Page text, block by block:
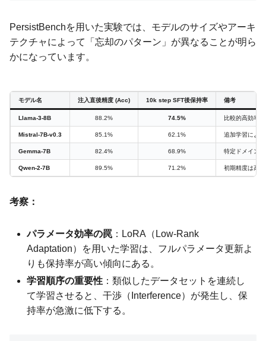
PersistBenchを用いた実験では、モデルのサイズやアーキ
テクチャによって「忘却のパターン」が異なることが明ら
かになっています。
モデル名 注入直後精度 (Acc) 10k step SFT後保持率 備考
Llama-3-8B 88.2% 74.5% 比較的高効率
Mistral-7B-v0.3 85.1% 62.1% 追加学習によ
Gemma-7B 82.4% 68.9% 特定ドメイン
Qwen-2-7B 89.5% 71.2% 初期精度は高
考察：
パラメータ効率の罠 ：LoRA（Low-Rank
Adaptation）を用いた学習は、フルパラメータ更新よ
りも保持率が高い傾向にある。
学習順序の重要性 ：類似したデータセットを連続し
て学習させると、干渉（Interference）が発生し、保
持率が急激に低下する。